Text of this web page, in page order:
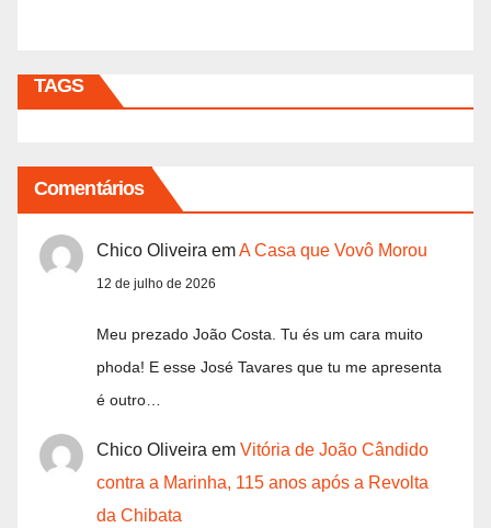
TAGS
Comentários
Chico Oliveira emA Casa que Vovô Morou
12 de julho de 2026
Meu prezado João Costa. Tu és um cara muito
phoda! E esse José Tavares que tu me apresenta
é outro…
Chico Oliveira em Vitória de João Cândido
contra a Marinha, 115 anos após a Revolta
da Chibata